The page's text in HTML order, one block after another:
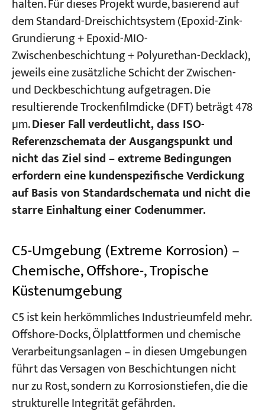
halten. Für dieses Projekt wurde, basierend auf
dem Standard-Dreischichtsystem (Epoxid-Zink-
Grundierung + Epoxid-MIO-
Zwischenbeschichtung + Polyurethan-Decklack),
jeweils eine zusätzliche Schicht der Zwischen-
und Deckbeschichtung aufgetragen. Die
resultierende Trockenfilmdicke (DFT) beträgt 478
µm.Dieser Fall verdeutlicht, dass ISO-
Referenzschemata der Ausgangspunkt und
nicht das Ziel sind – extreme Bedingungen
erfordern eine kundenspezifische Verdickung
auf Basis von Standardschemata und nicht die
starre Einhaltung einer Codenummer.
C5-Umgebung (Extreme Korrosion) –
Chemische, Offshore-, Tropische
Küstenumgebung
C5 ist kein herkömmliches Industrieumfeld mehr.
Offshore-Docks, Ölplattformen und chemische
Verarbeitungsanlagen – in diesen Umgebungen
führt das Versagen von Beschichtungen nicht
nur zu Rost, sondern zu Korrosionstiefen, die die
strukturelle Integrität gefährden.